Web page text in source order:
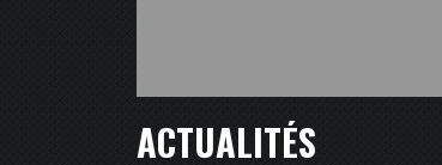
ACTUALITÉS